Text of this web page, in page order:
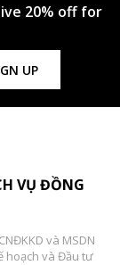
20% off for
UP
VỤ ĐỒNG
và MSDN
hoạch và Đầu tư